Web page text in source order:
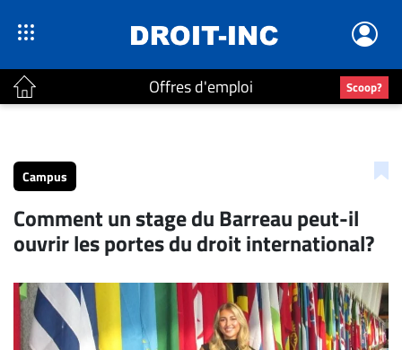
Offres d'emploi Scoop?
Accueil
Continu
Nominations
Bureaux
Conseillers
Juridiques
Campus
Comment un stage du Barreau peut-il
ouvrir les portes du droit international?